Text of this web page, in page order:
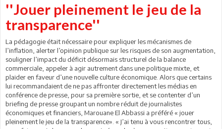
''Jouer pleinement le jeu de la
transparence''
La pédagogie était nécessaire pour expliquer les mécanismes de
l’inflation, alerter l’opinion publique sur les risques de son augmentation,
souligner l’impact du déficit désormais structurel de la balance
commerciale, appeler à agir autrement dans une politique mixte, et
plaider en faveur d’une nouvelle culture économique. Alors que certains
lui recommandaient de ne pas affronter directement les médias en
conférence de presse, pour sa première sortie, et se contenter d’un
briefing de presse groupant un nombre réduit de journalistes
économiques et financiers, Marouane El Abbassi a préféré « jouer
pleinement le jeu de la transparence». « J’ai tenu à vous rencontrer tous,